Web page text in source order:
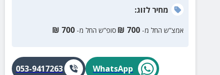
מחירלזוג:
אמצ”ש החל מ- 700
₪ סופ”ש החל מ- 700
₪
WhatsApp
053-9417263